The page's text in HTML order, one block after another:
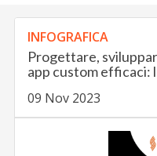
INFOGRAFICA
Progettare,
app custom efficaci:
09 Nov 2023